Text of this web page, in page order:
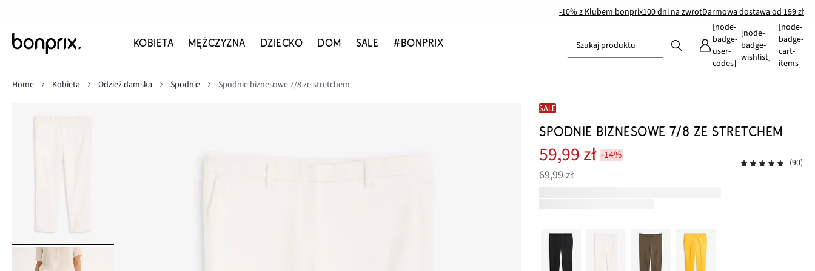
-10% z Klubem bonprix100 dni na zwrotDarmowa dostawa od 199 zł
KOBIETA MĘŻCZYZNA DZIECKO DOM SALE #BONPRIX Szukaj produktu
[node-
badge-
user-
codes]
[node-
badge-
wishlist]
[node-
badge-
cart-
items]
Home
Kobieta Odzież damska Spodnie Spodnie biznesowe 7/8 ze stretchem
SALE
SPODNIE BIZNESOWE 7/8 ZE STRETCHEM
59,99 zł -14%
69,99 zł
(90)